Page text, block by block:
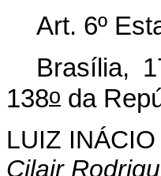
Art. 6º
Brasília,
138o da
LUIZ
Cilair